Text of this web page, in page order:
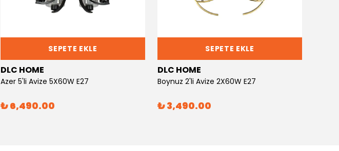
SEPETE EKLE
DLC HOME
Azer 5'li Avize 5X60W E27
₺ 6,490.00
SEPETE EKLE
DLC HOME
Boynuz 2'li Avize 2X60W E27
₺ 3,490.00